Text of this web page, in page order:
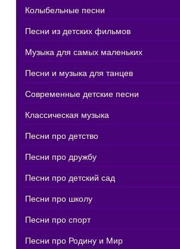
Колыбельные песни
Песни из детских фильмов
Музыка для самых маленьких
Песни и музыка для танцев
Современные детские песни
Классическая музыка
Песни про детство
Песни про дружбу
Песни про детский сад
Песни про школу
Песни про спорт
Песни про Родину и Мир